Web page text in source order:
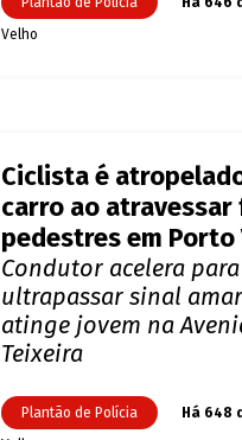
Velho
Ciclista é
carro ao atravessar
pedestres em Porto
Condutor acelera para
ultrapassar sinal
atinge jovem na
Teixeira
Plantão de Polícia Há 648